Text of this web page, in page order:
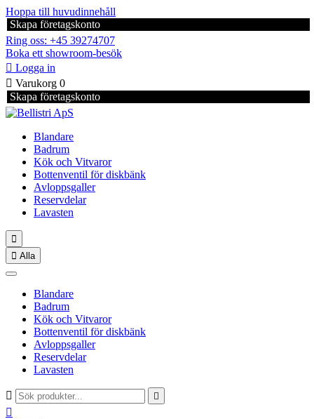
Hoppa till huvudinnehåll
Skapa företagskonto
Ring oss: +45 39274707
Boka ett showroom-besök
 Logga in
 Varukorg 0
Skapa företagskonto
Blandare
Badrum
Kök och Vitvaror
Bottenventil för diskbänk
Avloppsgaller
Reservdelar
Lavasten

 Alla
Blandare
Badrum
Kök och Vitvaror
Bottenventil för diskbänk
Avloppsgaller
Reservdelar
Lavasten
 
